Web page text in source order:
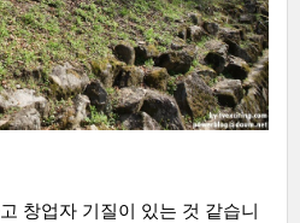
창업자 기질이 있는 것 같습니